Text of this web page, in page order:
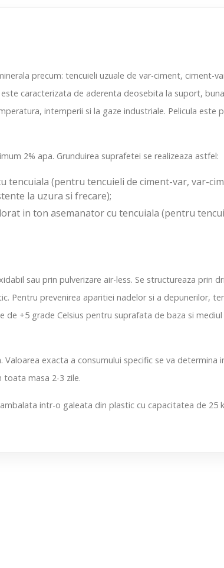
precum: tencuieli uzuale de var-ciment, ciment-
caracterizata de aderenta deosebita la suport,
intemperii si la gaze industriale. Pelicula este
2% apa. Grunduirea suprafetei se realizeaza astfel:
tencuiala (pentru tencuieli de ciment-var, var-
la uzura si frecare);
in ton asemanator cu tencuiala (pentru
sau prin pulverizare air-less. Se structureaza prin
prevenirea aparitiei nadelor si a depunerilor,
+5 grade Celsius pentru suprafata de baza si
exacta a consumului specific se va
toata masa 2-3 zile.
intr-o galeata din plastic cu capacitatea de 25